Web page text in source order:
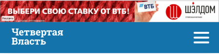
Реклама